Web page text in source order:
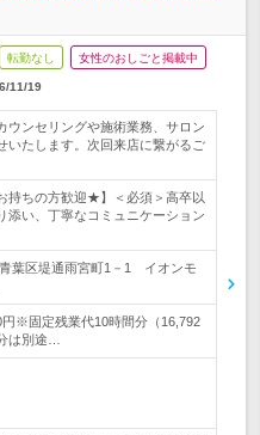
転勤なし 女性のおしごと掲載中
11/19
ウンセリングや施術業務、サロン
いたします。次回来店に繋がるご
持ちの方歓迎★】＜必須＞高卒以
添い、丁寧なコミュニケーション
葉区堤通雨宮町1－1 イオンモ
円※固定残業代10時間分（16,792
は別途…